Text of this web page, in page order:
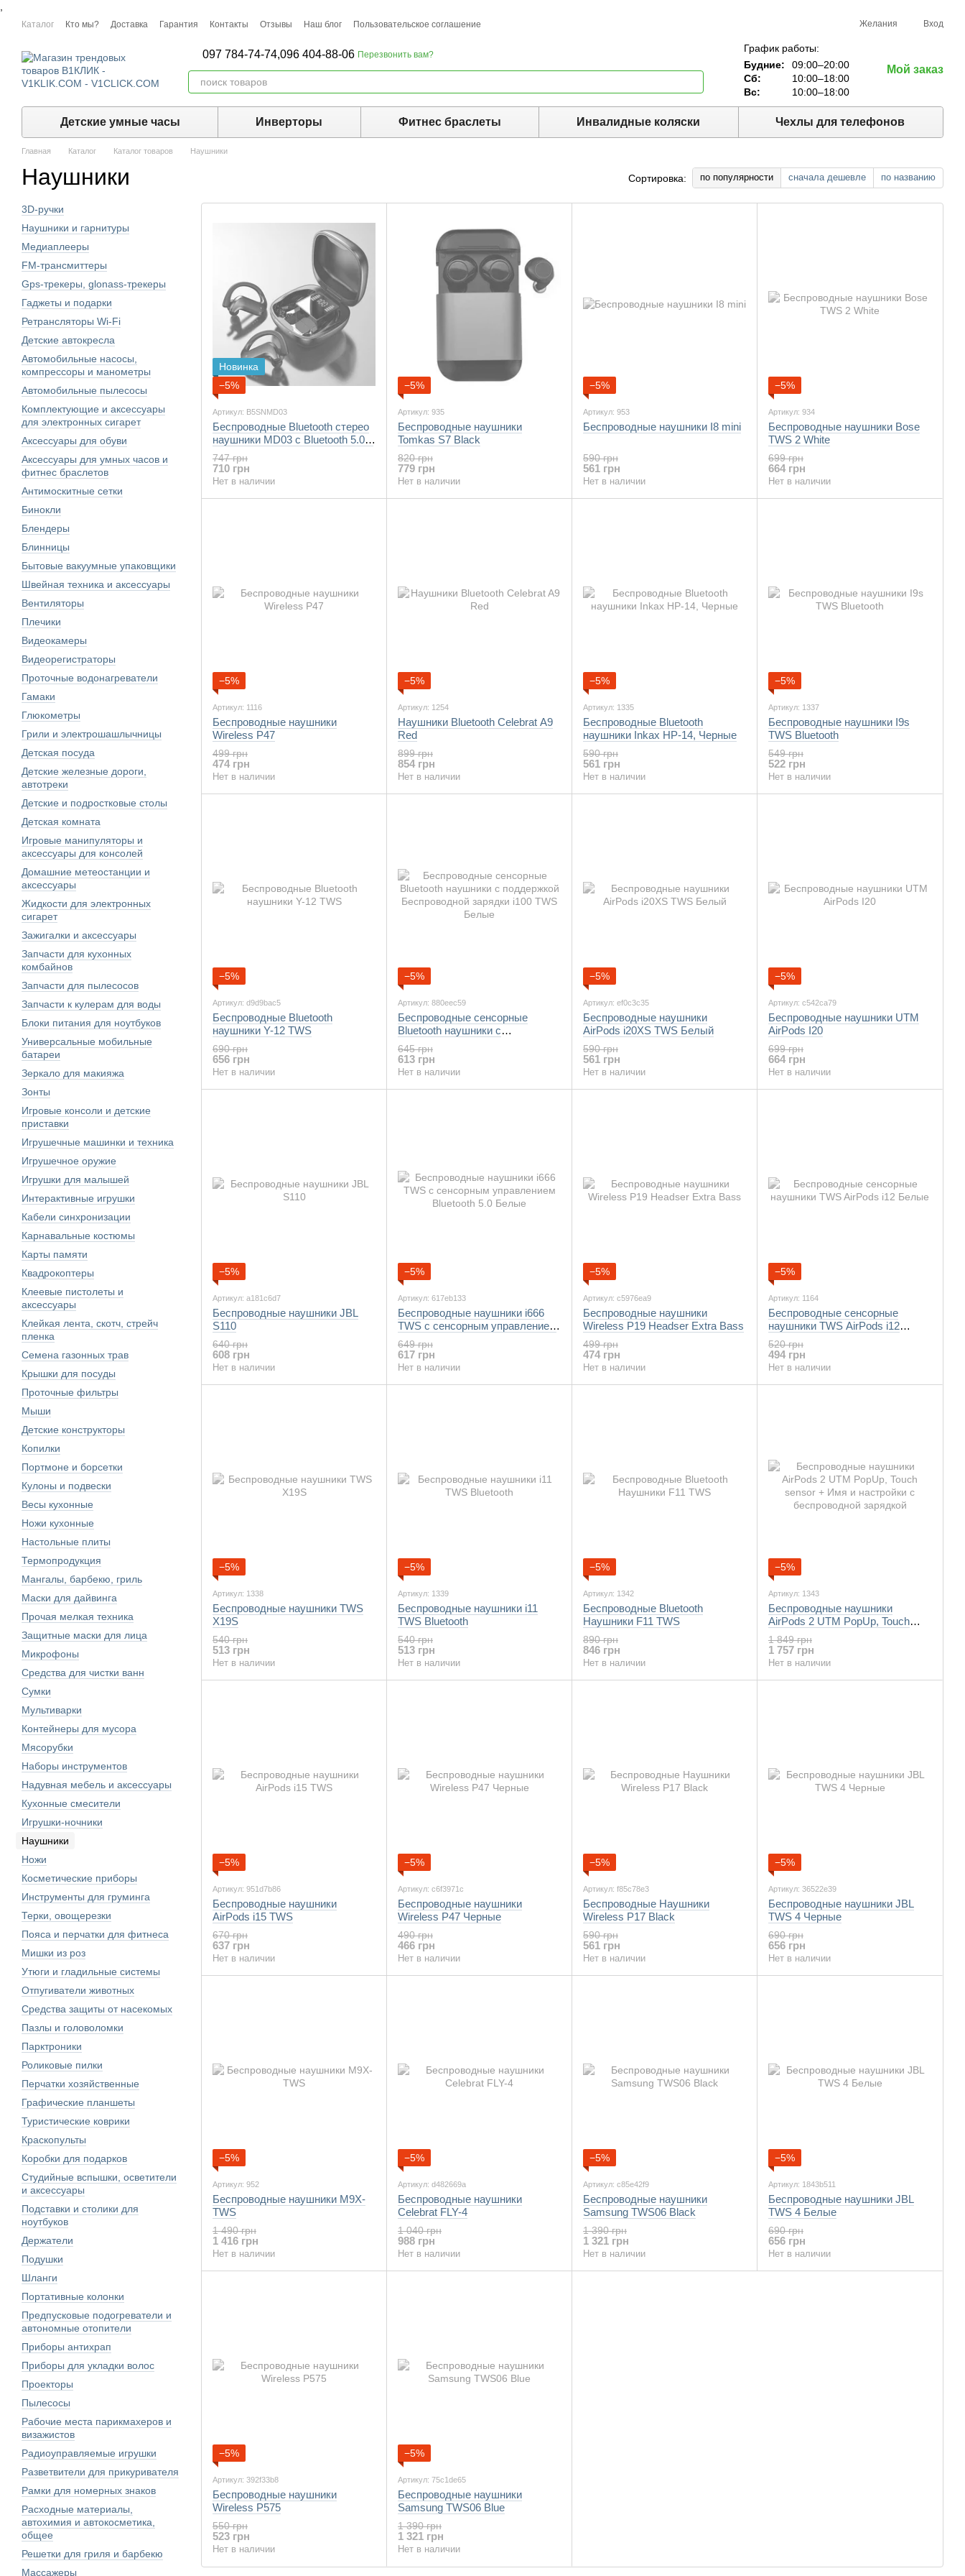
Перейти к основному контенту
Каталог Кто мы? Доставка Гарантия Контакты Отзывы Наш блог Пользовательское соглашение Желания Вход
097 784-74-74,096 404-88-06 Перезвонить вам?
График работы:
Будние:
09:00–20:00
Сб:
10:00–18:00
Вс:
10:00–18:00
Мой заказ
Детские умные часы Инверторы Фитнес браслеты Инвалидные коляски Чехлы для телефонов
Главная Каталог Каталог товаров Наушники
Наушники Сортировка: по популярности сначала дешевле по названию
Новинка
−5%
Артикул: B5SNMD03
Беспроводные Bluetooth стерео
наушники MD03 с Bluetooth 5.0 и
микрофоном
747 грн
710 грн
Нет в наличии
−5%
Артикул: 935
Беспроводные наушники
Tomkas S7 Black
820 грн
779 грн
Нет в наличии
−5%
Артикул: 953
Беспроводные наушники I8 mini
590 грн
561 грн
Нет в наличии
−5%
Артикул: 934
Беспроводные наушники Bose
TWS 2 White
699 грн
664 грн
Нет в наличии
−5%
Артикул: 1116
Беспроводные наушники
Wireless P47
499 грн
474 грн
Нет в наличии
−5%
Артикул: 1254
Наушники Bluetooth Celebrat A9
Red
899 грн
854 грн
Нет в наличии
−5%
Артикул: 1335
Беспроводные Bluetooth
наушники Inkax HP-14, Черные
590 грн
561 грн
Нет в наличии
−5%
Артикул: 1337
Беспроводные наушники I9s
TWS Bluetooth
549 грн
522 грн
Нет в наличии
−5%
Артикул: d9d9bac5
Беспроводные Bluetooth
наушники Y-12 TWS
690 грн
656 грн
Нет в наличии
−5%
Артикул: 880eec59
Беспроводные сенсорные
Bluetooth наушники с
поддержкой Беспроводной
зарядки i100 TWS Белые
645 грн
613 грн
Нет в наличии
−5%
Артикул: ef0c3c35
Беспроводные наушники
AirPods i20XS TWS Белый
590 грн
561 грн
Нет в наличии
−5%
Артикул: c542ca79
Беспроводные наушники UTM
AirPods I20
699 грн
664 грн
Нет в наличии
−5%
Артикул: a181c6d7
Беспроводные наушники JBL
S110
640 грн
608 грн
Нет в наличии
−5%
Артикул: 617eb133
Беспроводные наушники i666
TWS с сенсорным управлением
Bluetooth 5.0 Белые
649 грн
617 грн
Нет в наличии
−5%
Артикул: c5976ea9
Беспроводные наушники
Wireless P19 Headser Extra Bass
499 грн
474 грн
Нет в наличии
−5%
Артикул: 1164
Беспроводные сенсорные
наушники TWS AirPods i12
Белые
520 грн
494 грн
Нет в наличии
−5%
Артикул: 1338
Беспроводные наушники TWS
X19S
540 грн
513 грн
Нет в наличии
−5%
Артикул: 1339
Беспроводные наушники i11
TWS Bluetooth
540 грн
513 грн
Нет в наличии
−5%
Артикул: 1342
Беспроводные Bluetooth
Наушники F11 TWS
890 грн
846 грн
Нет в наличии
−5%
Артикул: 1343
Беспроводные наушники
AirPods 2 UTM PopUp, Touch
sensor + Имя и настройки с
беспроводной зарядкой
1 849 грн
1 757 грн
Нет в наличии
−5%
Артикул: 951d7b86
Беспроводные наушники
AirPods i15 TWS
670 грн
637 грн
Нет в наличии
−5%
Артикул: c6f3971c
Беспроводные наушники
Wireless P47 Черные
490 грн
466 грн
Нет в наличии
−5%
Артикул: f85c78e3
Беспроводные Наушники
Wireless P17 Black
590 грн
561 грн
Нет в наличии
−5%
Артикул: 36522e39
Беспроводные наушники JBL
TWS 4 Черные
690 грн
656 грн
Нет в наличии
−5%
Артикул: 952
Беспроводные наушники M9X-
TWS
1 490 грн
1 416 грн
Нет в наличии
−5%
Артикул: d482669a
Беспроводные наушники
Celebrat FLY-4
1 040 грн
988 грн
Нет в наличии
−5%
Артикул: c85e42f9
Беспроводные наушники
Samsung TWS06 Black
1 390 грн
1 321 грн
Нет в наличии
−5%
Артикул: 1843b511
Беспроводные наушники JBL
TWS 4 Белые
690 грн
656 грн
Нет в наличии
−5%
Артикул: 392f33b8
Беспроводные наушники
Wireless P575
550 грн
523 грн
Нет в наличии
−5%
Артикул: 75c1de65
Беспроводные наушники
Samsung TWS06 Blue
1 390 грн
1 321 грн
Нет в наличии
3D-ручки
Наушники и гарнитуры
Медиаплееры
FM-трансмиттеры
Gps-трекеры, glonass-трекеры
Гаджеты и подарки
Ретрансляторы Wi-Fi
Детские автокресла
Автомобильные насосы,
компрессоры и манометры
Автомобильные пылесосы
Комплектующие и аксессуары
для электронных сигарет
Аксессуары для обуви
Аксессуары для умных часов и
фитнес браслетов
Антимоскитные сетки
Бинокли
Блендеры
Блинницы
Бытовые вакуумные упаковщики
Швейная техника и аксессуары
Вентиляторы
Плечики
Видеокамеры
Видеорегистраторы
Проточные водонагреватели
Гамаки
Глюкометры
Грили и электрошашлычницы
Детская посуда
Детские железные дороги,
автотреки
Детские и подростковые столы
Детская комната
Игровые манипуляторы и
аксессуары для консолей
Домашние метеостанции и
аксессуары
Жидкости для электронных
сигарет
Зажигалки и аксессуары
Запчасти для кухонных
комбайнов
Запчасти для пылесосов
Запчасти к кулерам для воды
Блоки питания для ноутбуков
Универсальные мобильные
батареи
Зеркало для макияжа
Зонты
Игровые консоли и детские
приставки
Игрушечные машинки и техника
Игрушечное оружие
Игрушки для малышей
Интерактивные игрушки
Кабели синхронизации
Карнавальные костюмы
Карты памяти
Квадрокоптеры
Клеевые пистолеты и
аксессуары
Клейкая лента, скотч, стрейч
пленка
Семена газонных трав
Крышки для посуды
Проточные фильтры
Мыши
Детские конструкторы
Копилки
Портмоне и борсетки
Кулоны и подвески
Весы кухонные
Ножи кухонные
Настольные плиты
Термопродукция
Мангалы, барбекю, гриль
Маски для дайвинга
Прочая мелкая техника
Защитные маски для лица
Микрофоны
Средства для чистки ванн
Сумки
Мультиварки
Контейнеры для мусора
Мясорубки
Наборы инструментов
Надувная мебель и аксессуары
Кухонные смесители
Игрушки-ночники
Наушники
Ножи
Косметические приборы
Инструменты для груминга
Терки, овощерезки
Пояса и перчатки для фитнеса
Мишки из роз
Утюги и гладильные системы
Отпугиватели животных
Средства защиты от насекомых
Пазлы и головоломки
Парктроники
Роликовые пилки
Перчатки хозяйственные
Графические планшеты
Туристические коврики
Краскопульты
Коробки для подарков
Студийные вспышки, осветители
и аксессуары
Подставки и столики для
ноутбуков
Держатели
Подушки
Шланги
Портативные колонки
Предпусковые подогреватели и
автономные отопители
Приборы антихрап
Приборы для укладки волос
Проекторы
Пылесосы
Рабочие места парикмахеров и
визажистов
Радиоуправляемые игрушки
Разветвители для прикуривателя
Рамки для номерных знаков
Расходные материалы,
автохимия и автокосметика,
общее
Решетки для гриля и барбекю
Массажеры